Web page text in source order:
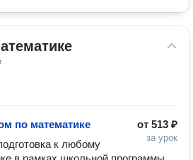
от 513 ₽
за урок
по математике
к любому